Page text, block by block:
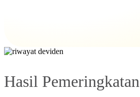
Hasil Pemeringkatan